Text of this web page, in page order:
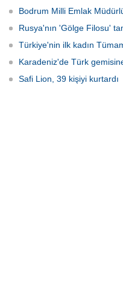
Bodrum Milli Emlak
Rusya'nın 'Gölge Filosu'
Türkiye'nin ilk kadın
Karadeniz'de Türk
Safi Lion, 39 kişiyi kurtardı